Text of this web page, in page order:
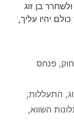
בן זוג
יהיו עליך,
,פנחס
, התעללות,
השווא,